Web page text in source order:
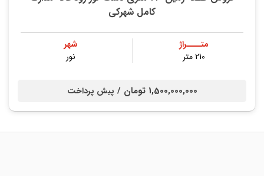
کامل شهرکی
متــــراژ
210 متر
شهر
نور
1,500,000,000 تومان / پیش پرداخت